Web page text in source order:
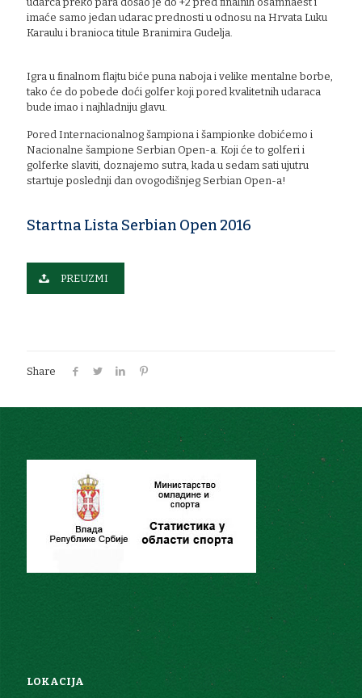
imaće samo jedan udarac prednosti u odnosu na Hrvata Luku
Karaulu i branioca titule Branimira Gudelja.
Igra u finalnom flajtu biće puna naboja i velike mentalne borbe,
tako će do pobede doći golfer koji pored kvalitetnih udaraca
bude imao i najhladniju glavu.
Pored Internacionalnog šampiona i šampionke dobićemo i
Nacionalne šampione Serbian Open-a. Koji će to golferi i
golferke slaviti, doznajemo sutra, kada u sedam sati ujutru
startuje poslednji dan ovogodišnjeg Serbian Open-a!
Startna Lista Serbian Open 2016
PREUZMI
Share
LOKACIJA